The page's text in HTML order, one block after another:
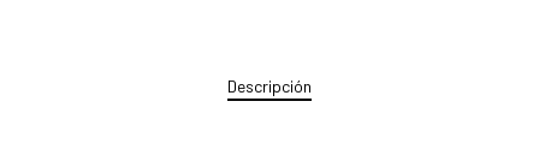
Descripción